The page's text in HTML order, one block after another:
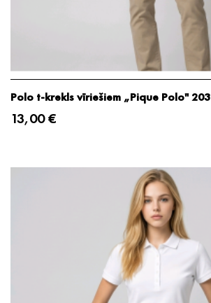
Polo t-krekls vīriešiem „Pique Polo" 203
13,00 €